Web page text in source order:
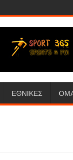
ΕΘΝΙΚΕΣ